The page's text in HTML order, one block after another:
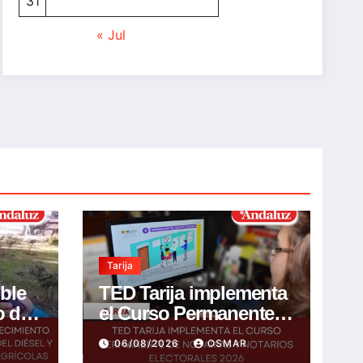
« Jul
de
y
Tarija
TED Tarija implementa
el Curso Permanente
de Notarias y Notarios
Electorales 2026
06/08/2026 OSMAR